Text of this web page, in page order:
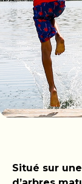
Situé sur